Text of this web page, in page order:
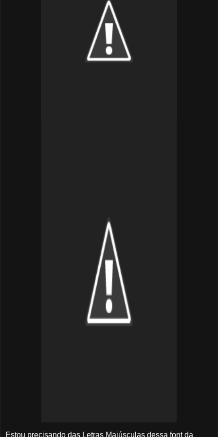
Estou precisando das Letras Maiúsculas dessa font da